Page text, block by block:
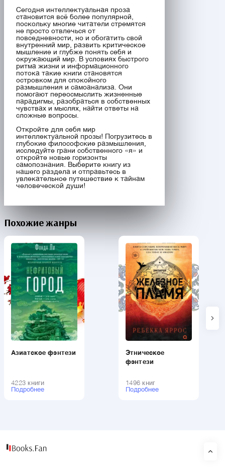
Сегодня интеллектуальная проза
становится всё более популярной,
поскольку многие читатели стремятся
не просто отвлечься от
повседневности, но и обогатить свой
внутренний мир, развить критическое
мышление и глубже понять себя и
окружающий мир. В условиях быстрого
ритма жизни и информационного
потока такие книги становятся
островком для спокойного
размышления и самоанализа. Они
помогают переосмыслить жизненные
парадигмы, разобраться в собственных
чувствах и мыслях, найти ответы на
сложные вопросы.
Откройте для себя мир
интеллектуальной прозы! Погрузитесь в
глубокие философские размышления,
исследуйте грани собственного «я» и
откройте новые горизонты
самопознания. Выберите книгу из
нашего раздела и отправьтесь в
увлекательное путешествие к тайнам
человеческой души!
Похожие жанры
Азиатское фэнтези
4223 книги
Подробнее
Этническое
фэнтези
1496 книг
Подробнее